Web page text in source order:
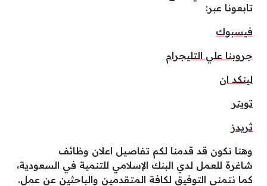
تابعونا عبر:
فيسبوك
جروبنا علي التليجرام
لينكد ان
تويتر
ثريدز
وهنا نكون قد قدمنا لكم تفاصيل اعلان وظائف
شاغرة للعمل لدي البنك الإسلامي للتنمية في السعودية،
كما نتمني التوفيق لكافة المتقدمين والباحثين عن عمل.